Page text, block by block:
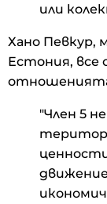
или
Хано
Естония, все
отношенията
"Член 5